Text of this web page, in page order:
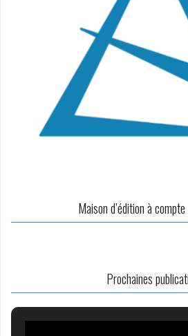
Maison d’édition à compte
Prochaines